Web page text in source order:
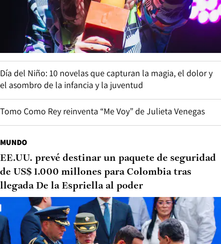
Día del Niño: 10 novelas que capturan la magia, el dolor y
el asombro de la infancia y la juventud
Tomo Como Rey reinventa “Me Voy” de Julieta Venegas
MUNDO
EE.UU. prevé destinar un paquete de seguridad
de US$ 1.000 millones para Colombia tras
llegada De la Espriella al poder